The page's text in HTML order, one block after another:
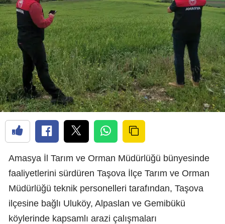
Amasya İl Tarım ve Orman Müdürlüğü bünyesinde
faaliyetlerini sürdüren Taşova İlçe Tarım ve Orman
Müdürlüğü teknik personelleri tarafından, Taşova
ilçesine bağlı Uluköy, Alpaslan ve Gemibükü
köylerinde kapsamlı arazi çalışmaları